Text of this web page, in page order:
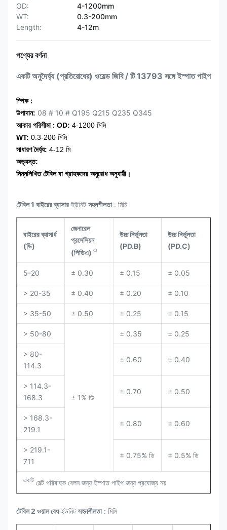
OD:
4-1200mm
WT:
0.3-200mm
Length:
4-12m
পণ্যের বর্ণনা
একটি অনুদৈর্ঘ্য (প্রতিরোধের) ওয়েল্ড জিবি / টি 13793 সঙ্গে ইস্পাত পাইপ
স্পিক :
উপাদান: 08 # 10 # Q195 Q215 Q235 Q345
আকার পরিসীমা : OD: 4-1200 মিমি
WT: 0.3-200 মিমি
সাধারণ দৈর্ঘ্য: 4-12 মি
অভ্যস্ত:
নিম্নলিখিত টেবিল বা গ্রাহকদের অনুরোধ অনুযায়ী।
টেবিল 1 বাইরের ব্যাসার ইউনিট সহনশীলতা: মিমি
বাইরের ব্যাসার্ধ
(ডি)
জেনারেল
প্রসেসিয়ন
(পিডিএ) এ
উচ্চ নির্ভুলতা
(PD.B)
উচ্চ নির্ভুলতা
(PD.C)
5-20 ± 0.30 ± 0.15 ± 0.05
> 20-35 ± 0.40 ± 0.20 ± 0.10
> 35-50 ± 0.50 ± 0.25 ± 0.15
> 50-80
± 1% ডি
± 0.35 ± 0.25
> 80-
114.3
± 0.60 ± 0.40
> 114.3-
168.3
± 0.70 ± 0.50
> 168.3-
219.1
± 0.80 ± 0.60
> 219.1-
711
± 0.75% ডি ± 0.5% ডি
একটি বেল্ট পরিবাহক বেলন জন্য ইস্পাত পাইপ জন্য প্রযোজ্য নয়
টেবিল 2 ওয়াল বেধইউনিট সহনশীলতা: মিমি